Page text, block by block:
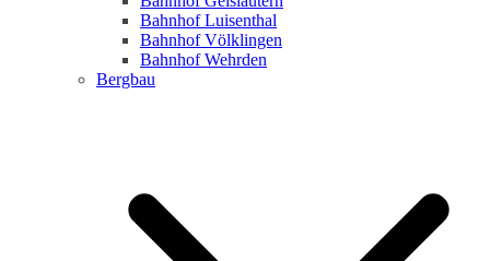
Bahnhof Luisenthal
Bahnhof Völklingen
Bahnhof Wehrden
Bergbau